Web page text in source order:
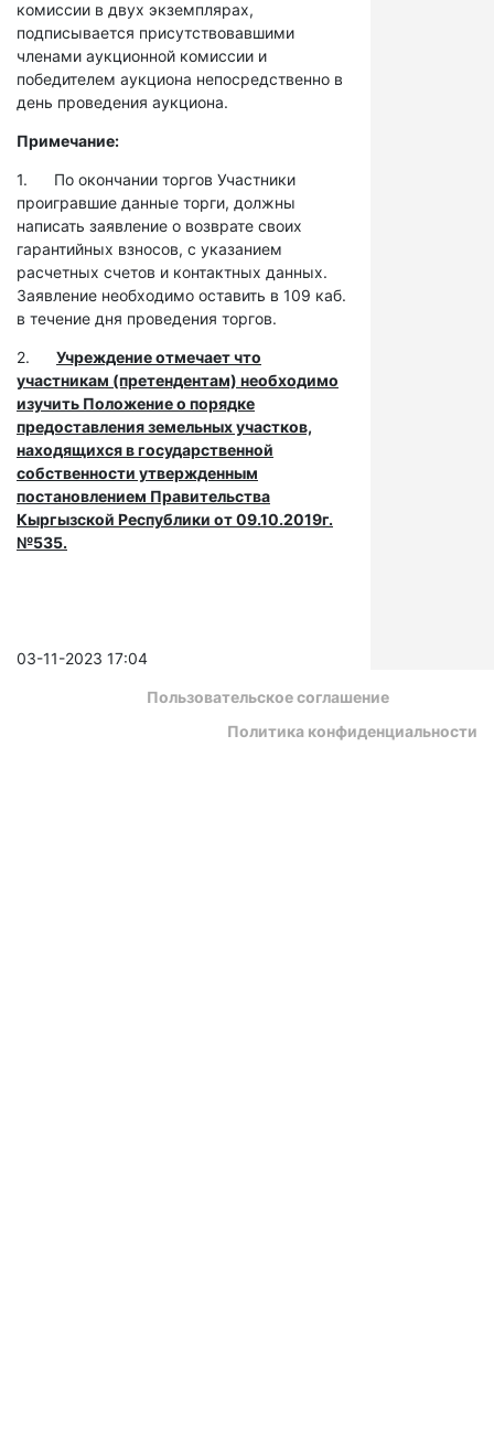
комиссии в двух экземплярах,
подписывается присутствовавшими
членами аукционной комиссии и
победителем аукциона непосредственно в
день проведения аукциона.
Примечание:
1. По окончании торгов Участники
проигравшие данные торги, должны
написать заявление о возврате своих
гарантийных взносов, с указанием
расчетных счетов и контактных данных.
Заявление необходимо оставить в 109 каб.
в течение дня проведения торгов.
2. Учреждение отмечает что
участникам (претендентам) необходимо
изучить Положение о порядке
предоставления земельных участков,
находящихся в государственной
собственности утвержденным
постановлением Правительства
Кыргызской Республики от 09.10.2019г.
№535.
03-11-2023 17:04
Пользовательское соглашение
Политика конфиденциальности